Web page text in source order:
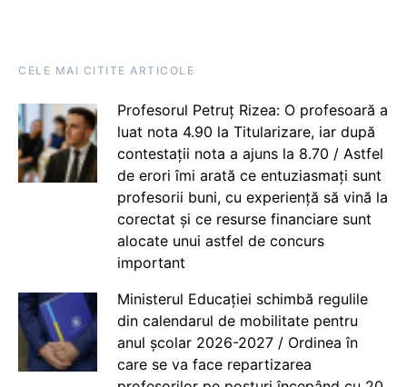
CELE MAI CITITE ARTICOLE
Profesorul Petruț Rizea: O profesoară a
luat nota 4.90 la Titularizare, iar după
contestații nota a ajuns la 8.70 / Astfel
de erori îmi arată ce entuziasmați sunt
profesorii buni, cu experiență să vină la
corectat și ce resurse financiare sunt
alocate unui astfel de concurs
important
Ministerul Educației schimbă regulile
din calendarul de mobilitate pentru
anul școlar 2026-2027 / Ordinea în
care se va face repartizarea